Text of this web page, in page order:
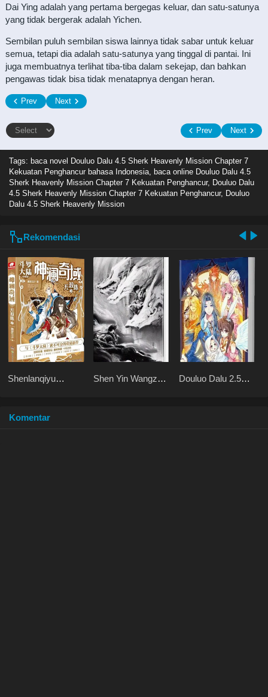
Dai Ying adalah yang pertama bergegas keluar, dan satu-satunya
yang tidak bergerak adalah Yichen.
Sembilan puluh sembilan siswa lainnya tidak sabar untuk keluar
semua, tetapi dia adalah satu-satunya yang tinggal di pantai. Ini
juga membuatnya terlihat tiba-tiba dalam sekejap, dan bahkan
pengawas tidak bisa tidak menatapnya dengan heran.
Prev Next
Prev Next
Tags: baca novel Douluo Dalu 4.5 Sherk Heavenly Mission Chapter 7
Kekuatan Penghancur bahasa Indonesia, baca online Douluo Dalu 4.5
Sherk Heavenly Mission Chapter 7 Kekuatan Penghancur, Douluo Dalu
4.5 Sherk Heavenly Mission Chapter 7 Kekuatan Penghancur, Douluo
Dalu 4.5 Sherk Heavenly Mission
Rekomendasi
Shenlanqiyu
Shen Yin Wangzuo
Douluo Dalu 2.5
Komentar